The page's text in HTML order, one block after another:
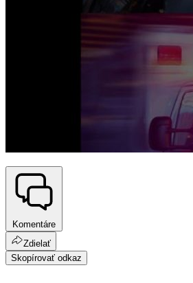
Komentáre
Zdielať
Skopírovať odkaz